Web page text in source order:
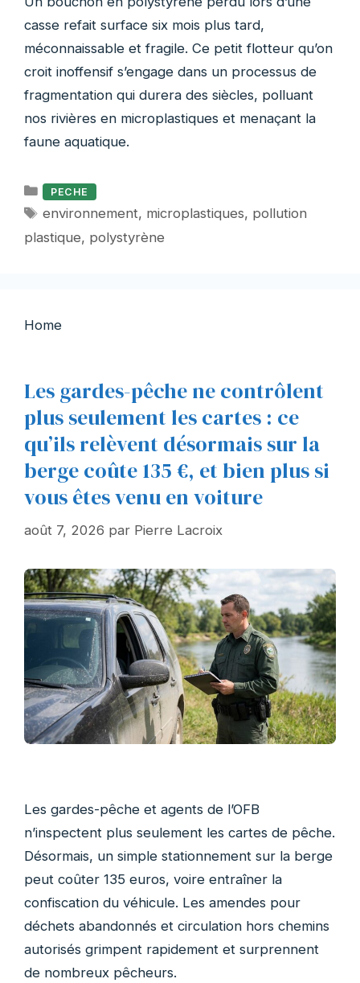
casse refait surface six mois plus tard,
méconnaissable et fragile. Ce petit flotteur qu’on
croit inoffensif s’engage dans un processus de
fragmentation qui durera des siècles, polluant
nos rivières en microplastiques et menaçant la
faune aquatique.
Catégories
PECHE
Étiquettes
environnement, microplastiques, pollution
plastique, polystyrène
Home
Les gardes-pêche ne contrôlent
plus seulement les cartes : ce
qu’ils relèvent désormais sur la
berge coûte 135 €, et bien plus si
vous êtes venu en voiture
août 7, 2026 par Pierre Lacroix
Les gardes-pêche et agents de l’OFB
n’inspectent plus seulement les cartes de pêche.
Désormais, un simple stationnement sur la berge
peut coûter 135 euros, voire entraîner la
confiscation du véhicule. Les amendes pour
déchets abandonnés et circulation hors chemins
autorisés grimpent rapidement et surprennent
de nombreux pêcheurs.